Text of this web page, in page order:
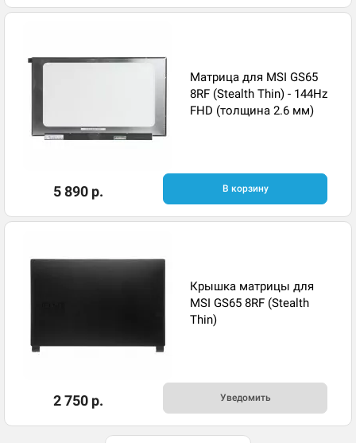
Матрица для MSI GS65
8RF (Stealth Thin) - 144Hz
FHD (толщина 2.6 мм)
5 890 р. В корзину
Крышка матрицы для
MSI GS65 8RF (Stealth
Thin)
2 750 р. Уведомить